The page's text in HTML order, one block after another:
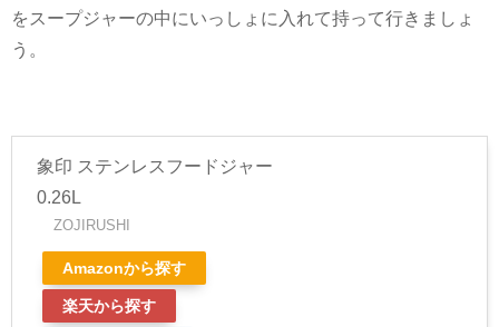
をスープジャーの中にいっしょに入れて持って行きましょ
う。
象印 ステンレスフードジャー
0.26L
ZOJIRUSHI
Amazonから探す
楽天から探す